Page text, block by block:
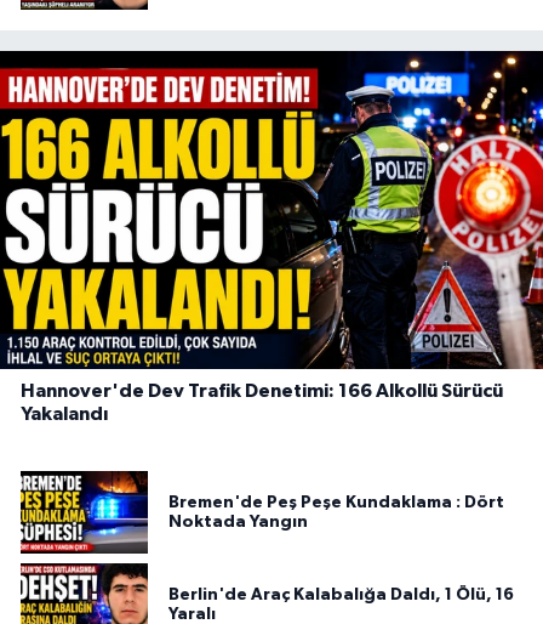
Hannover'de Dev Trafik Denetimi: 166 Alkollü Sürücü
Yakalandı
Bremen'de Peş Peşe Kundaklama : Dört
Noktada Yangın
Berlin'de Araç Kalabalığa Daldı, 1 Ölü, 16
Yaralı